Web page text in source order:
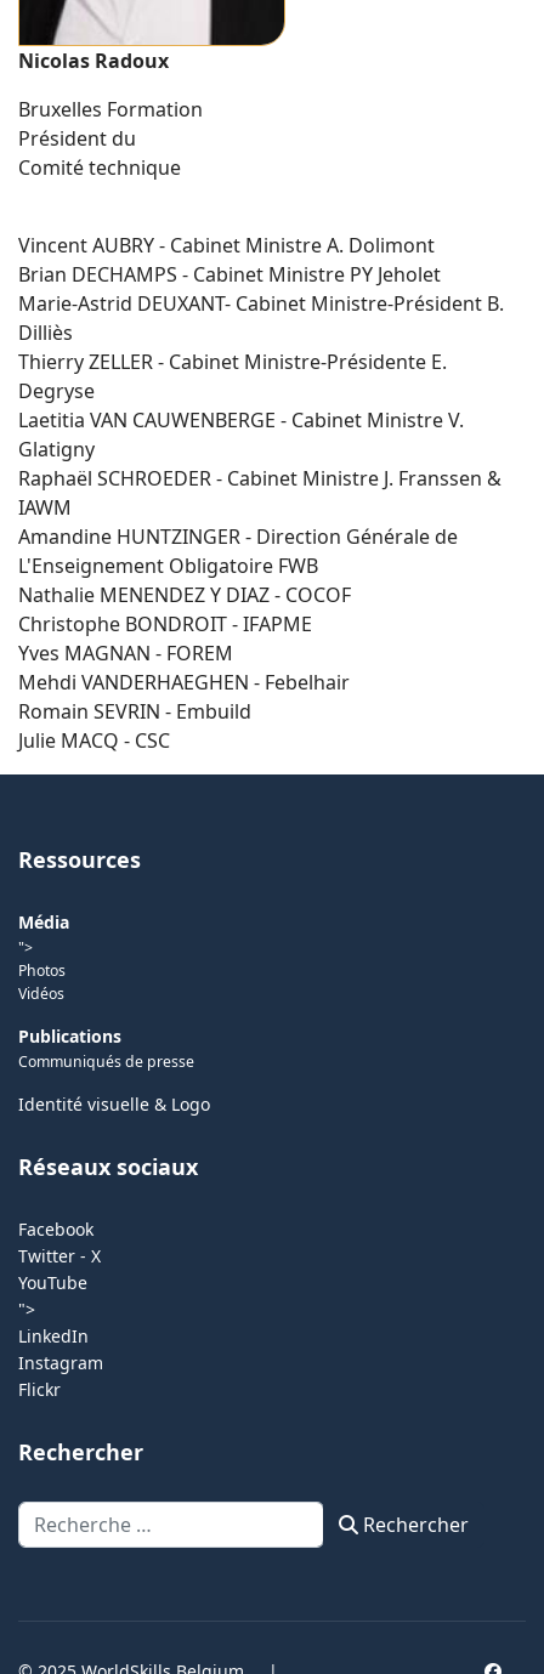
Nicolas Radoux
Bruxelles Formation
Président du
Comité technique
Vincent AUBRY - Cabinet Ministre A. Dolimont
Brian DECHAMPS - Cabinet Ministre PY Jeholet
Marie-Astrid DEUXANT- Cabinet Ministre-Président B.
Dilliès
Thierry ZELLER - Cabinet Ministre-Présidente E.
Degryse
Laetitia VAN CAUWENBERGE - Cabinet Ministre V.
Glatigny
Raphaël SCHROEDER - Cabinet Ministre J. Franssen &
IAWM
Amandine HUNTZINGER - Direction Générale de
L'Enseignement Obligatoire FWB
Nathalie MENENDEZ Y DIAZ - COCOF
Christophe BONDROIT - IFAPME
Yves MAGNAN - FOREM
Mehdi VANDERHAEGHEN - Febelhair
Romain SEVRIN - Embuild
Julie MACQ - CSC
Ressources
Média
">
Photos
Vidéos
Publications
Communiqués de presse
Identité visuelle & Logo
Réseaux sociaux
Facebook
Twitter - X
YouTube
">
LinkedIn
Instagram
Flickr
Rechercher
Rechercher Rechercher